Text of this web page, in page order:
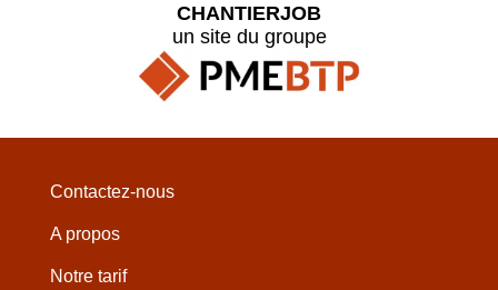
CHANTIERJOB
un site du groupe
Contactez-nous
A propos
Notre tarif